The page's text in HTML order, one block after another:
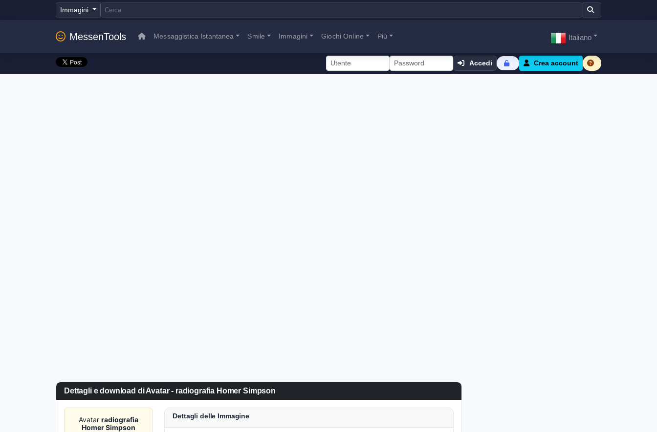
Immagini
MessenTools Messaggistica Istantanea Smile Immagini Giochi Online Più Italiano
Accedi Crea account
Dettagli e download di Avatar - radiografia Homer Simpson
Avatar radiografia
Homer Simpson
Dettagli delle Immagine